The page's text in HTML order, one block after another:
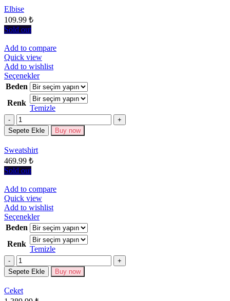
Elbise
109.99 ₺
Sold out
Add to compare
Quick view
Add to wishlist
SeçeneklerBu
ürünün
birden
fazla
varyasyonu
Seçenekler
Beden
Renk
Temizle
Miktar
Sepete Ekle Buy now
Sweatshirt
469.99 ₺
Sold out
Add to compare
Quick view
Add to wishlist
SeçeneklerBu
ürünün
birden
fazla
varyasyonu
Seçenekler
Beden
Renk
Temizle
Miktar
Sepete Ekle Buy now
Ceket